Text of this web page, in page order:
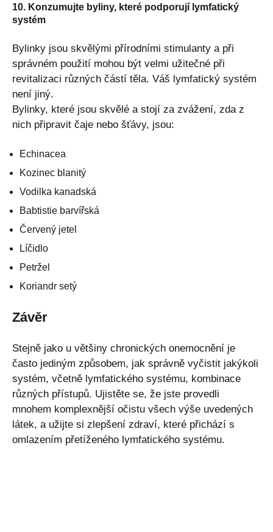
10. Konzumujte byliny, které podporují lymfatický
systém
Bylinky jsou skvělými přírodními stimulanty a při
správném použití mohou být velmi užitečné při
revitalizaci různých částí těla. Váš lymfatický systém
není jiný.
Bylinky, které jsou skvělé a stojí za zvážení, zda z
nich připravit čaje nebo šťávy, jsou:
Echinacea
Kozinec blanitý
Vodilka kanadská
Babtistie barvířská
Červený jetel
Líčidlo
Petržel
Koriandr setý
Závěr
Stejně jako u většiny chronických onemocnění je
často jediným způsobem, jak správně vyčistit jakýkoli
systém, včetně lymfatického systému, kombinace
různých přístupů. Ujistěte se, že jste provedli
mnohem komplexnější očistu všech výše uvedených
látek, a užijte si zlepšení zdraví, které přichází s
omlazením přetíženého lymfatického systému.